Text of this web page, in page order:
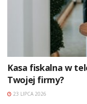
Kasa fiskalna w
Twojej firmy?
23 LIPCA 2026